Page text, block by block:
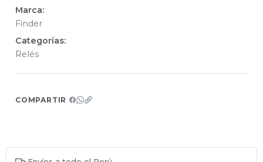
Marca:
Finder
Categorías:
Relés
COMPARTIR